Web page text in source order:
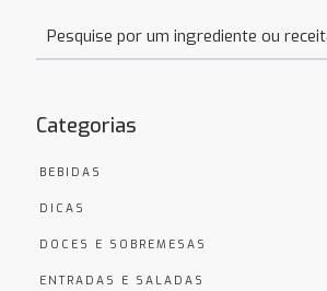
Categorias
BEBIDAS
DICAS
DOCES E SOBREMESAS
ENTRADAS E SALADAS